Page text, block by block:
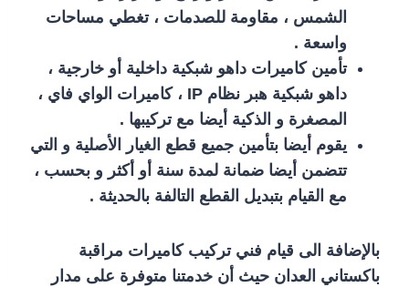
الشمس ، مقاومة للصدمات ، تغطي مساحات
واسعة .
تأمين كاميرات داهو شبكية داخلية أو خارجية ،
داهو شبكية هبر نظام IP ، كاميرات الواي فاي ،
المصغرة و الذكية أيضا مع تركيبها .
يقوم أيضا بتأمين جميع قطع الغيار الأصلية و التي
تتضمن أيضا ضمانة لمدة سنة أو أكثر و بحسب ،
مع القيام بتبديل القطع التالفة بالحديثة .
بالإضافة الى قيام فني تركيب كاميرات مراقبة
باكستاني العدان حيث أن خدمتنا متوفرة على مدار